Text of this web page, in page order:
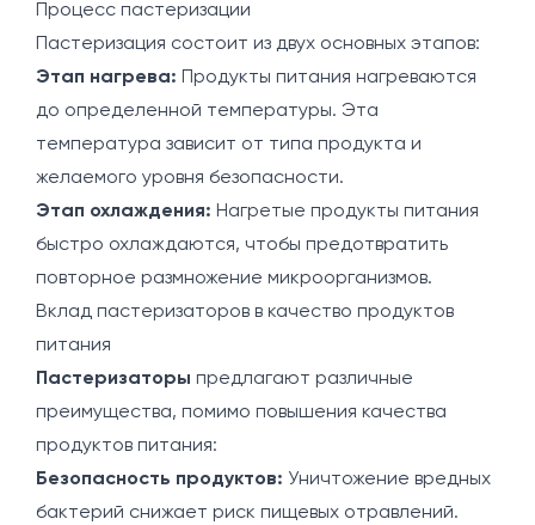
Процесс пастеризации
Пастеризация состоит из двух основных этапов:
Этап нагрева: Продукты питания нагреваются
до определенной температуры. Эта
температура зависит от типа продукта и
желаемого уровня безопасности.
Этап охлаждения: Нагретые продукты питания
быстро охлаждаются, чтобы предотвратить
повторное размножение микроорганизмов.
Вклад пастеризаторов в качество продуктов
питания
Пастеризаторы предлагают различные
преимущества, помимо повышения качества
продуктов питания:
Безопасность продуктов: Уничтожение вредных
бактерий снижает риск пищевых отравлений.